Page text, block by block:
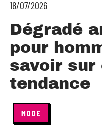
18/07/2026
Dégradé
pour
savoir sur
tendance
MODE